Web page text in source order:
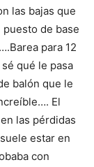
las bajas que
puesto de base
para 12
qué le pasa
balón que le
El
las pérdidas
estar en
con